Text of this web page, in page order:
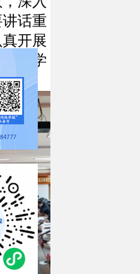
话重
开展
题学